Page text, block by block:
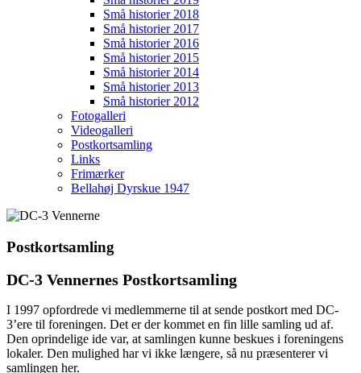
Små historier 2018
Små historier 2017
Små historier 2016
Små historier 2015
Små historier 2014
Små historier 2013
Små historier 2012
Fotogalleri
Videogalleri
Postkortsamling
Links
Frimærker
Bellahøj Dyrskue 1947
Postkortsamling
DC-3 Vennernes Postkortsamling
I 1997 opfordrede vi medlemmerne til at sende postkort med DC-
3’ere til foreningen. Det er der kommet en fin lille samling ud af.
Den oprindelige ide var, at samlingen kunne beskues i foreningens
lokaler. Den mulighed har vi ikke længere, så nu præsenterer vi
samlingen her.